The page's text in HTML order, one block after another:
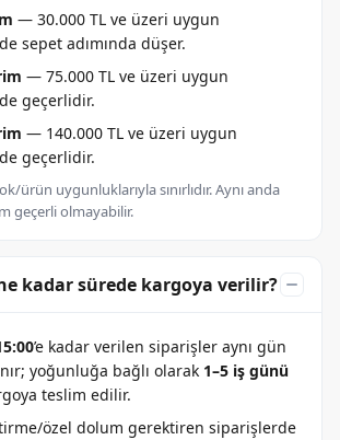
— 30.000 TL ve üzeri uygun
sepet adımında düşer.
— 75.000 TL ve üzeri uygun
geçerlidir.
— 140.000 TL ve üzeri uygun
geçerlidir.
ürün uygunluklarıyla sınırlıdır. Aynı anda
geçerli olmayabilir.
kadar sürede kargoya verilir?
’e kadar verilen siparişler aynı gün
yoğunluğa bağlı olarak 1–5 iş günü
teslim edilir.
özel dolum gerektiren siparişlerde